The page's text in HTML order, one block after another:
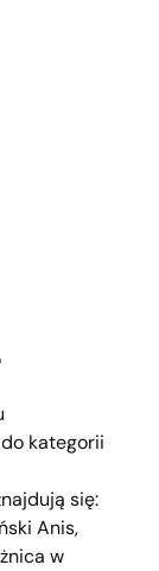
kategorii
się:
Anis,
w